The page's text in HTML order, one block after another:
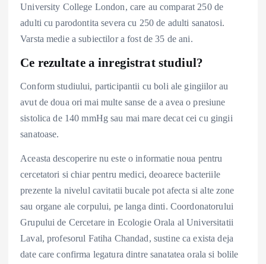
University College London, care au comparat 250 de
adulti cu parodontita severa cu 250 de adulti sanatosi.
Varsta medie a subiectilor a fost de 35 de ani.
Ce rezultate a inregistrat studiul?
Conform studiului, participantii cu boli ale gingiilor au
avut de doua ori mai multe sanse de a avea o presiune
sistolica de 140 mmHg sau mai mare decat cei cu gingii
sanatoase.
Aceasta descoperire nu este o informatie noua pentru
cercetatori si chiar pentru medici, deoarece bacteriile
prezente la nivelul cavitatii bucale pot afecta si alte zone
sau organe ale corpului, pe langa dinti. Coordonatorului
Grupului de Cercetare in Ecologie Orala al Universitatii
Laval, profesorul Fatiha Chandad, sustine ca exista deja
date care confirma legatura dintre sanatatea orala si bolile